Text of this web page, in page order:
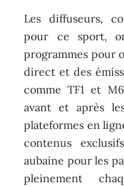
Les diffuseurs,
pour ce sport,
programmes pour
direct et des
comme TF1 et
avant et après
plateformes en
contenus
aubaine pour les
pleinement